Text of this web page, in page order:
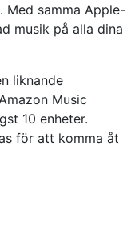
Med samma Apple-
musik på alla dina
liknande
Music
10 enheter.
för att komma åt